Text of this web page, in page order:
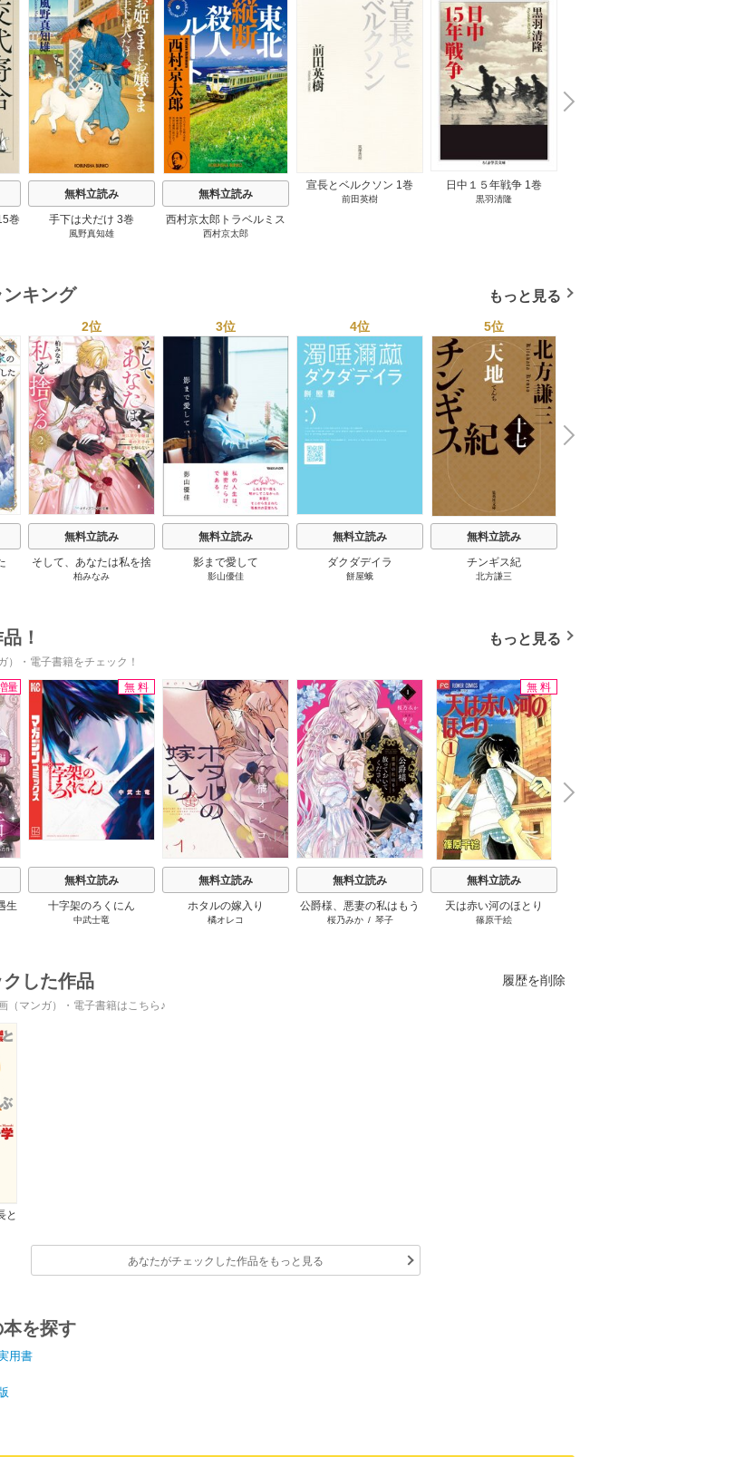
巻
無料立読み
手下は犬だけ 3巻
風野真知雄
無料立読み
西村京太郎トラベルミス
テリー・セレクション 2
西村京太郎
宣長とベルクソン 1巻
前田英樹
日中１５年戦争 1巻
黒羽清隆
N
e
x
t
キング もっと見る
2位
無料立読み
そして、あなたは私を捨
てる
柏みなみ
3位
無料立読み
影まで愛して
影山優佳
4位
無料立読み
ダクダデイラ
餅屋蛾
5位
無料立読み
チンギス紀
北方謙三
N
x
！ もっと見る
）・電子書籍をチェック！
量
生
か
無料
無料立読み
十字架のろくにん
中武士竜
無料立読み
ホタルの嫁入り
橘オレコ
無料立読み
公爵様、悪妻の私はもう
放っておいてください
桜乃みか/ 琴子
無料
無料立読み
天は赤い河のほとり
篠原千絵
N
e
x
t
した作品 履歴を削除
（マンガ）・電子書籍はこちら♪
と
あなたがチェックした作品をもっと見る
本を探す
用書